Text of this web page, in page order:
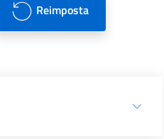
Reimposta